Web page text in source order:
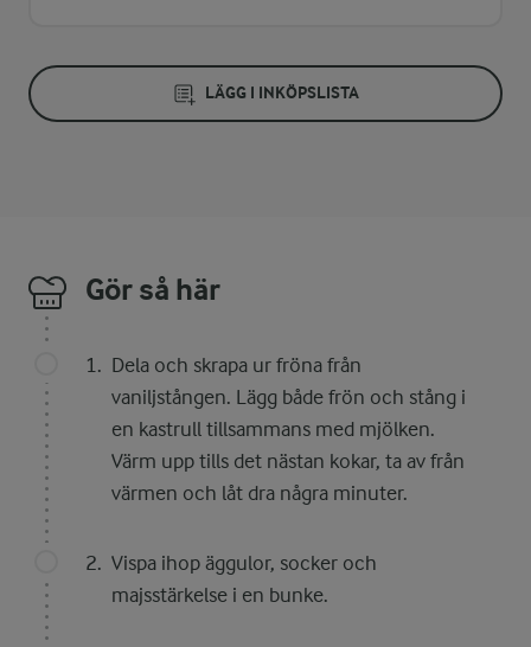
LÄGG I INKÖPSLISTA
Gör så här
Dela och skrapa ur fröna från
vaniljstången. Lägg både frön och stång i
en kastrull tillsammans med mjölken.
Värm upp tills det nästan kokar, ta av från
värmen och låt dra några minuter.
Vispa ihop äggulor, socker och
majsstärkelse i en bunke.